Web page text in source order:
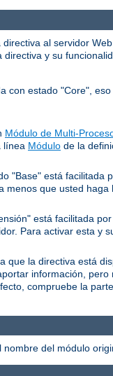
al servidor
y su
con estado "Core",
Módulo de Multi-
línea Módulo de la
"Base" está
menos que usted
está facilitada
Para activar esta y
que la directiva está
información,
compruebe la
del módulo